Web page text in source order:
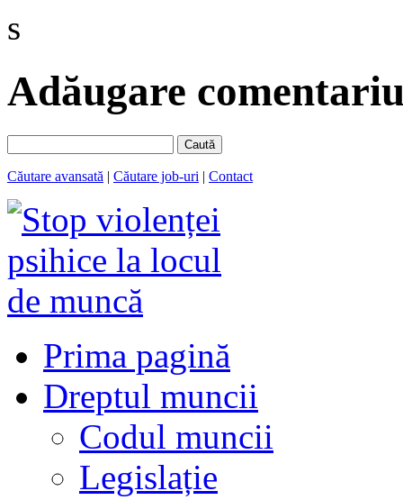
s
Adăugare
Caută
Căutare avansată | Căutare job-uri | Contact
Prima pagină
Dreptul muncii
Codul muncii
Legislație